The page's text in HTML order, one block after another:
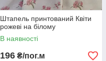
Штапель принтований Квіти
рожеві на білому
В наявності
196 ₴/пог.м